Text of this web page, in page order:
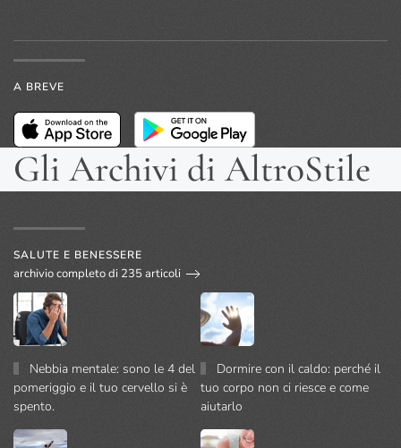
A BREVE
Gli Archivi di AltroStile
SALUTE E BENESSERE
archivio completo di 235 articoli
Nebbia mentale: sono le 4 del
pomeriggio e il tuo cervello si è
spento.
Dormire con il caldo: perché il
tuo corpo non ci riesce e come
aiutarlo